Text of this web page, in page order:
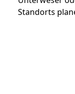
Standorts